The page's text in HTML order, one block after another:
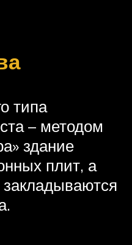
типа
– методом
здание
плит, а